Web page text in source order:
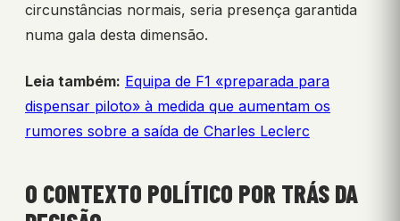
circunstâncias normais, seria presença garantida
numa gala desta dimensão.
Leia também: Equipa de F1 «preparada para
dispensar piloto» à medida que aumentam os
rumores sobre a saída de Charles Leclerc
O CONTEXTO POLÍTICO POR TRÁS DA